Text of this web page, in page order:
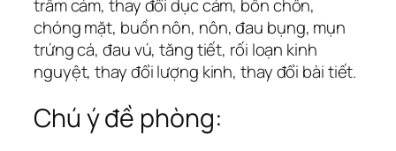
trầm cảm, thay đổi dục cảm, bồn chồn,
chóng mặt, buồn nôn, nôn, đau bụng, mụn
trứng cá, đau vú, tăng tiết, rối loạn kinh
nguyệt, thay đổi lượng kinh, thay đổi bài tiết.
Chú ý đề phòng: